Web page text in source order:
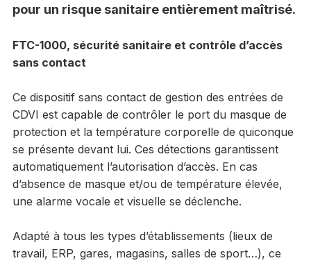
pour un risque sanitaire entièrement maîtrisé.
FTC-1000, sécurité sanitaire et contrôle d’accès
sans contact
Ce dispositif sans contact de gestion des entrées de
CDVI est capable de contrôler le port du masque de
protection et la température corporelle de quiconque
se présente devant lui. Ces détections garantissent
automatiquement l’autorisation d’accès. En cas
d’absence de masque et/ou de température élevée,
une alarme vocale et visuelle se déclenche.
Adapté à tous les types d’établissements (lieux de
travail, ERP, gares, magasins, salles de sport…), ce